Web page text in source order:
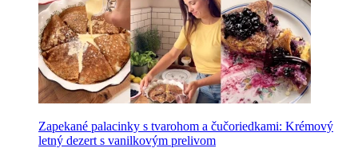
Zapekané palacinky s tvarohom a čučoriedkami: Krémový
letný dezert s vanilkovým prelivom